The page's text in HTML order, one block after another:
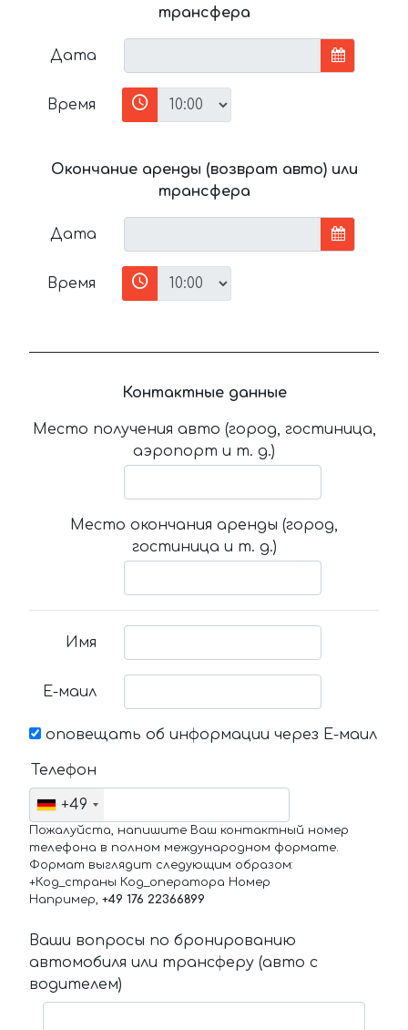
трансфера
Дата
Время
Окончание аренды (возврат авто) или
трансфера
Дата
Время
Контактные данные
Место получения авто (город, гостиница,
аэропорт и т. д.)
Место окончания аренды (город,
гостиница и т. д.)
Имя
Е-маил
оповещать об информации через Е-маил
Телефон
+49
Пожалуйста, напишите Ваш контактный номер
телефона в полном международном формате.
Формат выглядит следующим образом:
+Код_страны Код_оператора Номер
Например, +49 176 22366899
Ваши вопросы по бронированию
автомобиля или трансферу (авто с
водителем)